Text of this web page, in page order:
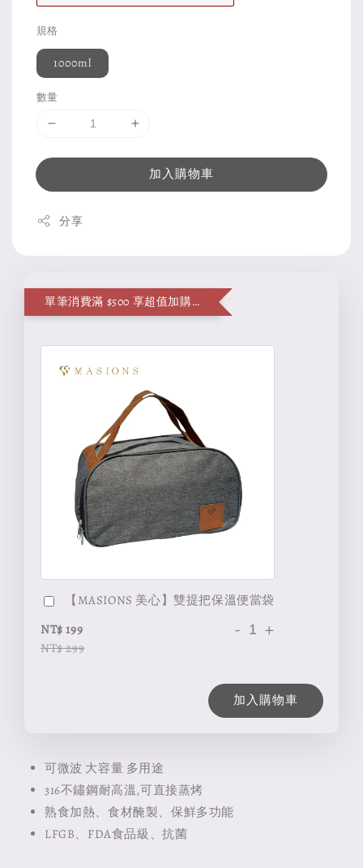
規格
1000ml
數量
加入購物車
分享
單筆消費滿 $500 享超值加購便當袋
【MASIONS 美心】雙提把保溫便當袋
NT$ 199
NT$ 299
- +
加入購物車
可微波 大容量 多用途
316不鏽鋼耐高溫,可直接蒸烤
熟食加熱、食材醃製、保鮮多功能
LFGB、FDA食品級、抗菌